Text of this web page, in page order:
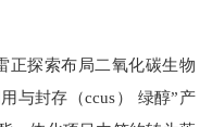
探索布局二氧化碳生物
与封存（ccus） 绿醇”产